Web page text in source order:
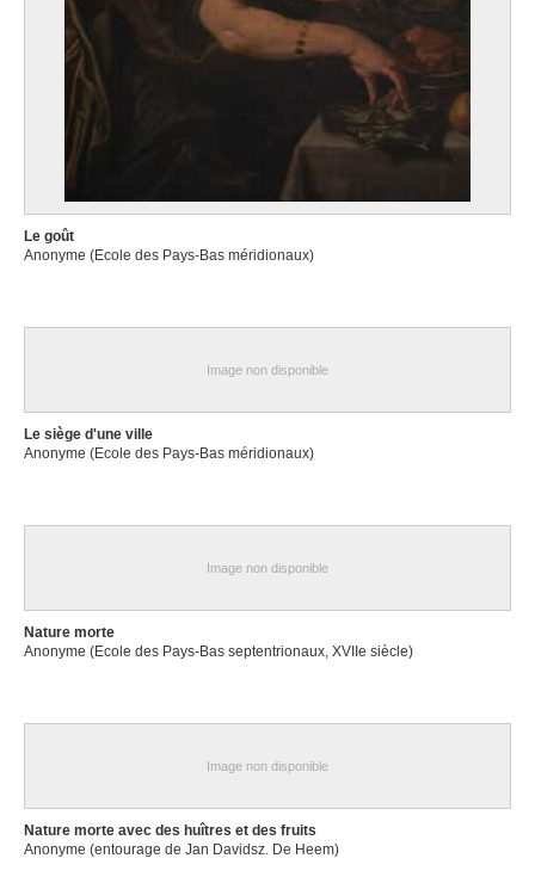
Le goût
Anonyme (Ecole des Pays-Bas méridionaux)
Image non disponible
Le siège d'une ville
Anonyme (Ecole des Pays-Bas méridionaux)
Image non disponible
Nature morte
Anonyme (Ecole des Pays-Bas septentrionaux, XVIIe siècle)
Image non disponible
Nature morte avec des huîtres et des fruits
Anonyme (entourage de Jan Davidsz. De Heem)